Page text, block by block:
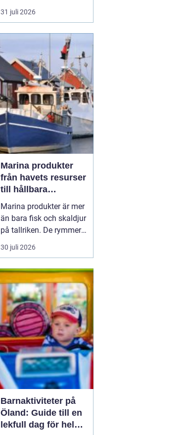
frisörbesöket en paus i
vardagen, en chans att
känna sig mer som sig
själv. I Älvsjö fi...
31 juli 2026
Marina produkter
från havets resurser
till hållbara
upplevelser
Marina produkter är mer
än bara fisk och skaldjur
på tallriken. De rymmer
allt från mat och hälsa
till friluftsliv, kultur och
områden spelar havet en
central roll för både
ekonomi och livskvalitet.
När fler söker sig mot
nat...
30 juli 2026
Barnaktiviteter på
Öland: Guide till en
lekfull dag för hela